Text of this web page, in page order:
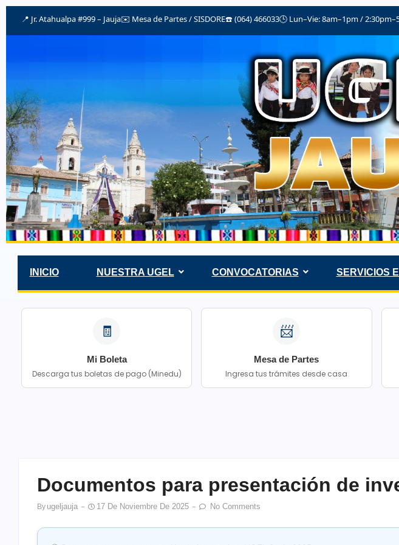
📍 Jr. Atahualpa #999 – Jauja✉️ Mesa de Partes / SISDORE☎️ (064) 466033🕒 Lun–Vie: 8am–1pm /
INICIO NUESTRA UGEL CONVOCATORIAS SERVICIOS
🧾
Mi Boleta
Descarga tus boletas de pago (Minedu)
📨
Mesa de Partes
Ingresa tus trámites desde casa
Documentos para presentación de
By Ugeljauja 17 De Noviembre De 2025 No Comments